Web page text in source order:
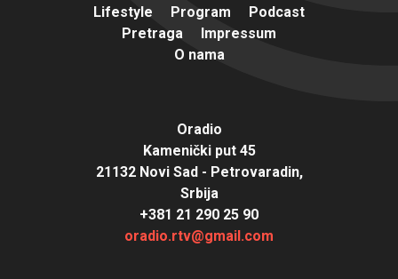
Lifestyle
Program
Podcast
Pretraga
Impressum
O nama
Oradio
Kamenički put 45
21132 Novi Sad - Petrovaradin,
Srbija
+381 21 290 25 90
oradio.rtv@gmail.com